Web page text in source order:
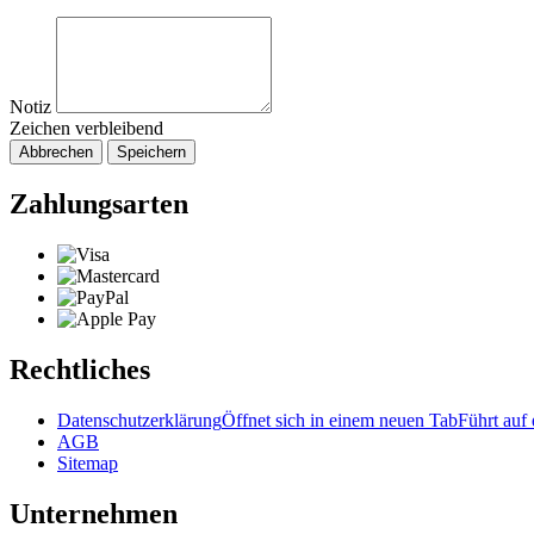
Notiz
Zeichen verbleibend
Abbrechen Speichern
Zahlungsarten
Rechtliches
DatenschutzerklärungÖffnet sich in einem neuen TabFührt auf
AGB
Sitemap
Unternehmen